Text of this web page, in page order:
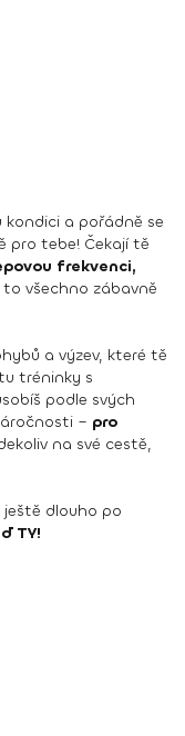
a pořádně se
pro tebe! Čekají tě
frekvenci,
to všechno zábavně
a výzev, které tě
tréninky s
podle svých
– pro
na své cestě,
dlouho po
TY!